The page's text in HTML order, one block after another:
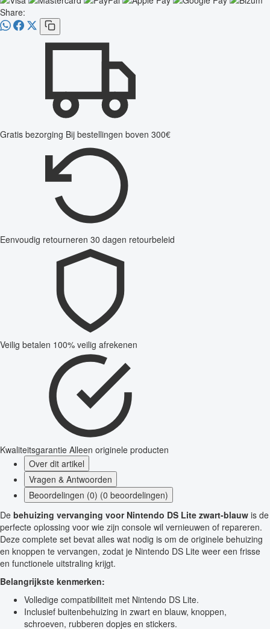
Share:
Gratis bezorging Bij bestellingen boven 300€
Eenvoudig retourneren 30 dagen retourbeleid
Veilig betalen 100% veilig afrekenen
Kwaliteitsgarantie Alleen originele producten
Over dit artikel
Vragen & Antwoorden
Beoordelingen (0) (0 beoordelingen)
De behuizing vervanging voor Nintendo DS Lite zwart-blauw is de
perfecte oplossing voor wie zijn console wil vernieuwen of repareren.
Deze complete set bevat alles wat nodig is om de originele behuizing
en knoppen te vervangen, zodat je Nintendo DS Lite weer een frisse
en functionele uitstraling krijgt.
Belangrijkste kenmerken:
Volledige compatibiliteit met Nintendo DS Lite.
Inclusief buitenbehuizing in zwart en blauw, knoppen,
schroeven, rubberen dopjes en stickers.